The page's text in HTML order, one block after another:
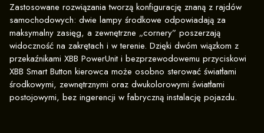
Zastosowane rozwiązania tworzą konfigurację znaną z rajdów
samochodowych: dwie lampy środkowe odpowiadają za
maksymalny zasięg, a zewnętrzne „cornery” poszerzają
widoczność na zakrętach i w terenie. Dzięki dwóm wiązkom z
przekaźnikami XBB PowerUnit i bezprzewodowemu przyciskowi
XBB Smart Button kierowca może osobno sterować światłami
środkowymi, zewnętrznymi oraz dwukolorowymi światłami
postojowymi, bez ingerencji w fabryczną instalację pojazdu.